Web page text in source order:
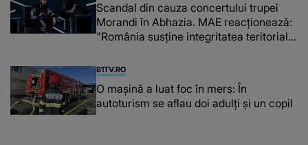
Scandal din cauza concertului trupei
Morandi în Abhazia. MAE reacționează:
"România susține integritatea teritorială
B1TV.RO
O maşină a luat foc în mers: În
autoturism se aflau doi adulți și un copil